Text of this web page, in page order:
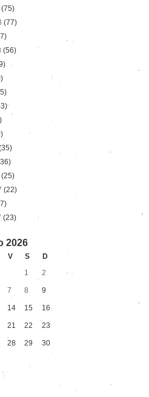
(75)
(77)
(56)
(25)
(22)
(23)
2026
V S
D
1
2
7 8 9
14 15 16
21 22 23
28 29 30